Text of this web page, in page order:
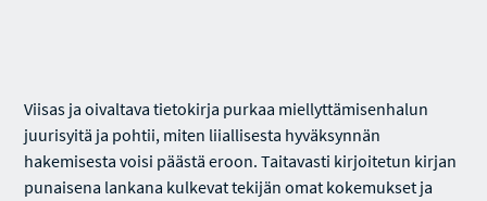
Viisas ja oivaltava tietokirja purkaa miellyttämisenhalun
juurisyitä ja pohtii, miten liiallisesta hyväksynnän
hakemisesta voisi päästä eroon. Taitavasti kirjoitetun kirjan
punaisena lankana kulkevat tekijän omat kokemukset ja